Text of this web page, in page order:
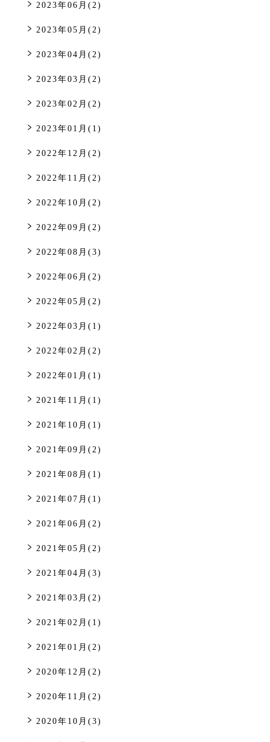
2023年06月(2)
2023年05月(2)
2023年04月(2)
2023年03月(2)
2023年02月(2)
2023年01月(1)
2022年12月(2)
2022年11月(2)
2022年10月(2)
2022年09月(2)
2022年08月(3)
2022年06月(2)
2022年05月(2)
2022年03月(1)
2022年02月(2)
2022年01月(1)
2021年11月(1)
2021年10月(1)
2021年09月(2)
2021年08月(1)
2021年07月(1)
2021年06月(2)
2021年05月(2)
2021年04月(3)
2021年03月(2)
2021年02月(1)
2021年01月(2)
2020年12月(2)
2020年11月(2)
2020年10月(3)